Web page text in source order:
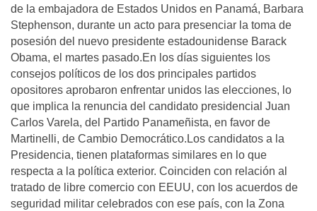
de la embajadora de Estados Unidos en Panamá, Barbara
Stephenson, durante un acto para presenciar la toma de
posesión del nuevo presidente estadounidense Barack
Obama, el martes pasado.En los dí­as siguientes los
consejos polí­ticos de los dos principales partidos
opositores aprobaron enfrentar unidos las elecciones, lo
que implica la renuncia del candidato presidencial Juan
Carlos Varela, del Partido Panameñista, en favor de
Martinelli, de Cambio Democrático.Los candidatos a la
Presidencia, tienen plataformas similares en lo que
respecta a la polí­tica exterior. Coinciden con relación al
tratado de libre comercio con EEUU, con los acuerdos de
seguridad militar celebrados con ese paí­s, con la Zona